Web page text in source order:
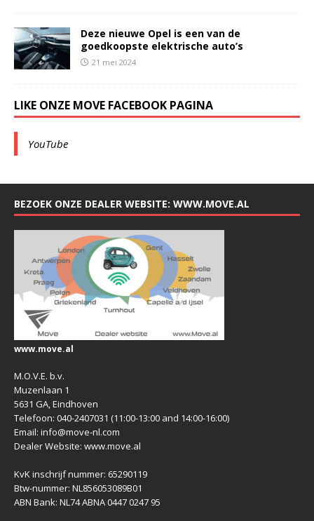
Deze nieuwe Opel is een van de
goedkoopste elektrische auto’s
21 mei 2024
LIKE ONZE MOVE FACEBOOK PAGINA
YouTube
BEZOEK ONZE DEALER WEBSITE: WWW.MOVE.AL
www.move.al
M.O.V.E. b.v.
Muzenlaan 1
5631 GA, Eindhoven
Telefoon: 040-2407031 (11:00-13:00 and 14:00-16:00)
Email: info@move-nl.com
Dealer Website: www.move.al
KvK inschrijf nummer: 65290119
Btw-nummer: NL856053089B01
ABN Bank: NL74 ABNA 0447 0247 95